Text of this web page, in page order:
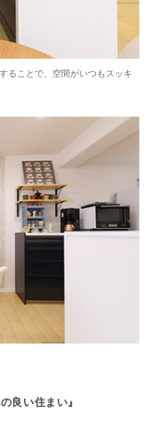
ることで、空間がいつもスッキ
良い住まい』